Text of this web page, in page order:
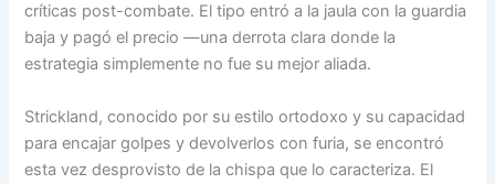
críticas post-combate. El tipo entró a la jaula con la guardia
baja y pagó el precio —una derrota clara donde la
estrategia simplemente no fue su mejor aliada.
Strickland, conocido por su estilo ortodoxo y su capacidad
para encajar golpes y devolverlos con furia, se encontró
esta vez desprovisto de la chispa que lo caracteriza. El